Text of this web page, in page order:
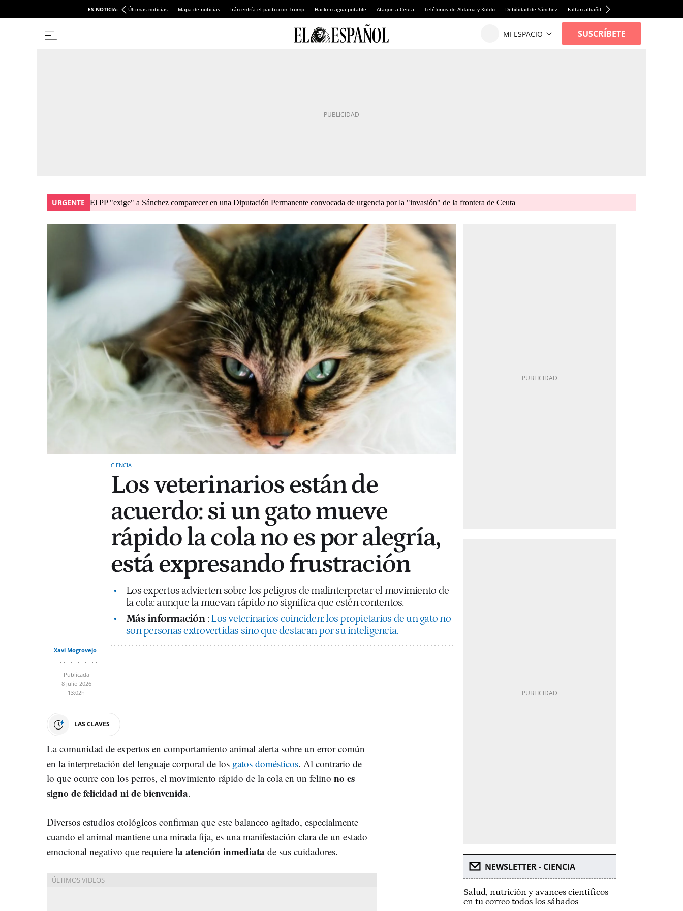
ES NOTICIA: Últimas noticias Mapa de noticias Irán enfría el pacto con Trump Hackeo agua potable Ataque a Ceuta Teléfonos de Aldama y Koldo Debilidad de Sánchez Faltan albañiles
URGENTE El PP "exige" a Sánchez comparecer en una Diputación Permanente convocada de urgencia por la "invasión" de la frontera de Ceuta
CIENCIA
Los veterinarios están de
acuerdo: si un gato mueve
rápido la cola no es por alegría,
está expresando frustración
Los expertos advierten sobre los peligros de malinterpretar el movimiento de
la cola: aunque la muevan rápido no significa que estén contentos.
Más información : Los veterinarios coinciden: los propietarios de un gato no
son personas extrovertidas sino que destacan por su inteligencia.
Xavi Mogrovejo
Publicada
8 julio 2026
13:02h
LAS CLAVES
La comunidad de expertos en comportamiento animal alerta sobre un error común
en la interpretación del lenguaje corporal de los gatos domésticos. Al contrario de
lo que ocurre con los perros, el movimiento rápido de la cola en un felino no es
signo de felicidad ni de bienvenida.
Diversos estudios etológicos confirman que este balanceo agitado, especialmente
cuando el animal mantiene una mirada fija, es una manifestación clara de un estado
emocional negativo que requiere la atención inmediata de sus cuidadores.
NEWSLETTER - CIENCIA
Salud, nutrición y avances científicos
en tu correo todos los sábados